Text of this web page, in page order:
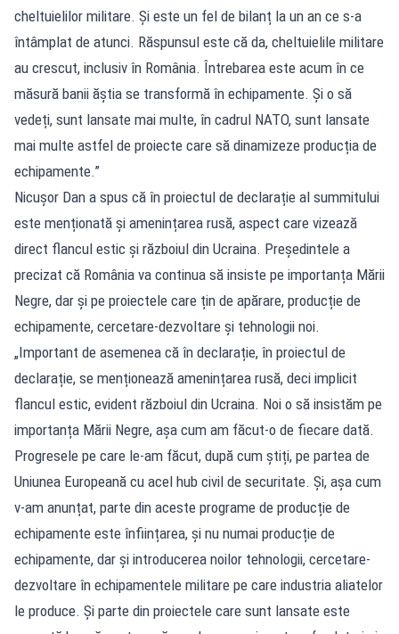
cheltuielilor militare. Și este un fel de bilanț la un an ce s-a
întâmplat de atunci. Răspunsul este că da, cheltuielile militare
au crescut, inclusiv în România. Întrebarea este acum în ce
măsură banii ăștia se transformă în echipamente. Și o să
vedeți, sunt lansate mai multe, în cadrul NATO, sunt lansate
mai multe astfel de proiecte care să dinamizeze producția de
echipamente.”
Nicușor Dan a spus că în proiectul de declarație al summitului
este menționată și amenințarea rusă, aspect care vizează
direct flancul estic și războiul din Ucraina. Președintele a
precizat că România va continua să insiste pe importanța Mării
Negre, dar și pe proiectele care țin de apărare, producție de
echipamente, cercetare-dezvoltare și tehnologii noi.
„Important de asemenea că în declarație, în proiectul de
declarație, se menționează amenințarea rusă, deci implicit
flancul estic, evident războiul din Ucraina. Noi o să insistăm pe
importanța Mării Negre, așa cum am făcut-o de fiecare dată.
Progresele pe care le-am făcut, după cum știți, pe partea de
Uniunea Europeană cu acel hub civil de securitate. Și, așa cum
v-am anunțat, parte din aceste programe de producție de
echipamente este înființarea, și nu numai producție de
echipamente, dar și introducerea noilor tehnologii, cercetare-
dezvoltare în echipamentele militare pe care industria aliatelor
le produce. Și parte din proiectele care sunt lansate este